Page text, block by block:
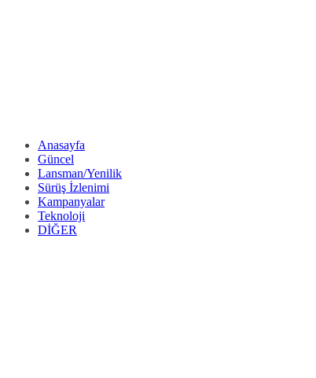
Anasayfa
Güncel
Lansman/Yenilik
Sürüş İzlenimi
Kampanyalar
Teknoloji
DİĞER